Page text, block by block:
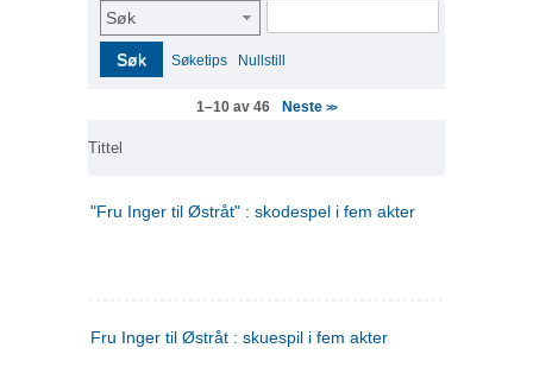
Søk
Søk Søketips Nullstill
1–10 av 46 Neste>>
Tittel
"Fru Inger til Østråt" : skodespel i fem akter
Fru Inger til Østråt : skuespil i fem akter